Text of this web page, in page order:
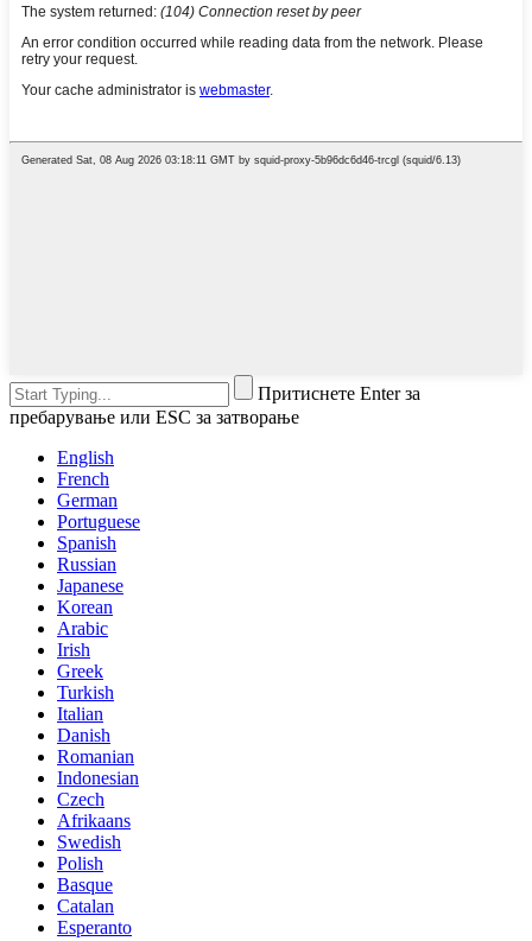
Притиснете Enter за
пребарување или ESC за затворање
English
French
German
Portuguese
Spanish
Russian
Japanese
Korean
Arabic
Irish
Greek
Turkish
Italian
Danish
Romanian
Indonesian
Czech
Afrikaans
Swedish
Polish
Basque
Catalan
Esperanto